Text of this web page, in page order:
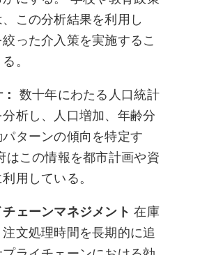
この分析結果を利用し
った介入策を実施するこ
。
数十年にわたる人口統計
析し、人口増加、年齢分
ターンの傾向を特定す
はこの情報を都市計画や資
用している。
チェーンマネジメント在庫
注文処理時間を長期的に追